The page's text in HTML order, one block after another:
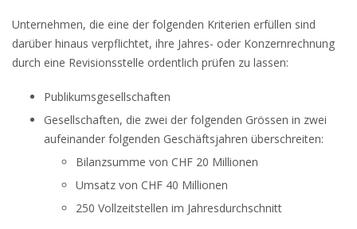
Unternehmen, die eine der folgenden Kriterien erfüllen sind
darüber hinaus verpflichtet, ihre Jahres- oder Konzernrechnung
durch eine Revisionsstelle ordentlich prüfen zu lassen:
Publikumsgesellschaften
Gesellschaften, die zwei der folgenden Grössen in zwei
aufeinander folgenden Geschäftsjahren überschreiten:
Bilanzsumme von CHF 20 Millionen
Umsatz von CHF 40 Millionen
250 Vollzeitstellen im Jahresdurchschnitt